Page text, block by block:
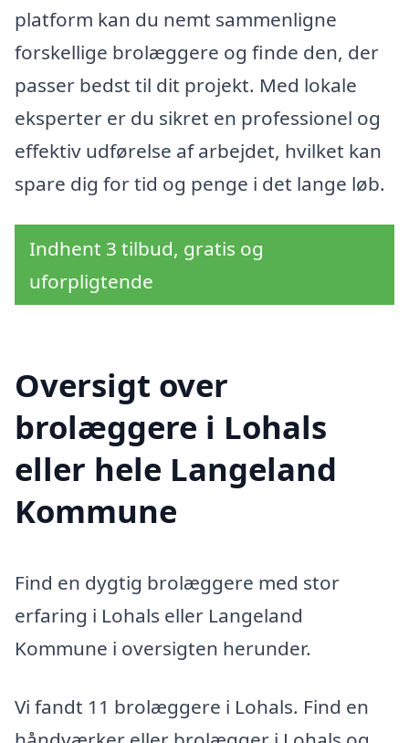
platform kan du nemt sammenligne
forskellige brolæggere og finde den, der
passer bedst til dit projekt. Med lokale
eksperter er du sikret en professionel og
effektiv udførelse af arbejdet, hvilket kan
spare dig for tid og penge i det lange løb.
Indhent 3 tilbud, gratis og
uforpligtende
Oversigt over
brolæggere i Lohals
eller hele Langeland
Kommune
Find en dygtig brolæggere med stor
erfaring i Lohals eller Langeland
Kommune i oversigten herunder.
Vi fandt 11 brolæggere i Lohals. Find en